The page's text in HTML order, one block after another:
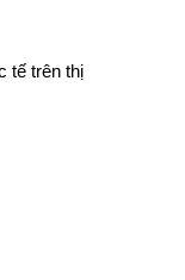
tế trên thị